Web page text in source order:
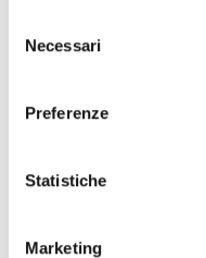
delNecessari
Preferenze
Statistiche
Marketing
Data e ora di fine